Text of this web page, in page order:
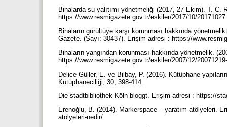
Binalarda su yalıtımı yönetmeliği (2017, 27 Ekim). T.
https://www.resmigazete.gov.tr/eskiler/2017/10/
Binaların gürültüye karşı korunması hakkında
Gazete. (Sayı: 30437). Erişim adresi : https://
Binaların yangından korunması hakkında yönetmelik.
https://www.resmigazete.gov.tr/eskiler/2007/12/
Delice Güller, E. ve Bilbay, P. (2016). Kütüphane
Kütüphaneciliği, 30, 398-414.
Die stadtbibliothek Köln bloggt. Erişim adresi : https://
Erenoğlu, B. (2014). Markerspace – yaratım atölyeleri.
atolyeleri-nedir/